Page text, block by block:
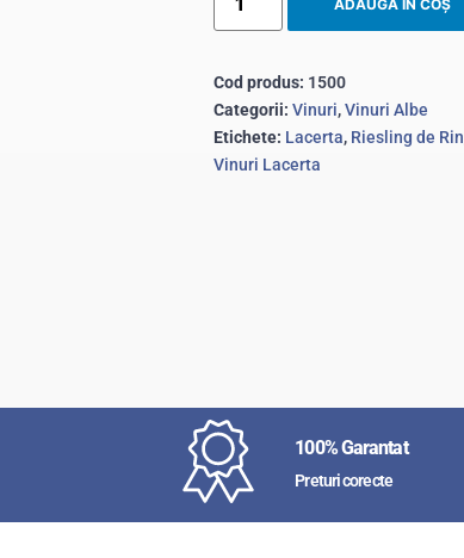
ADAUGĂ ÎN COȘ
Cod produs: 1500
Categorii: Vinuri,Vinuri Albe
Etichete: Lacerta, Riesling de Rin
Vinuri Lacerta
100% Garantat
Preturi corecte